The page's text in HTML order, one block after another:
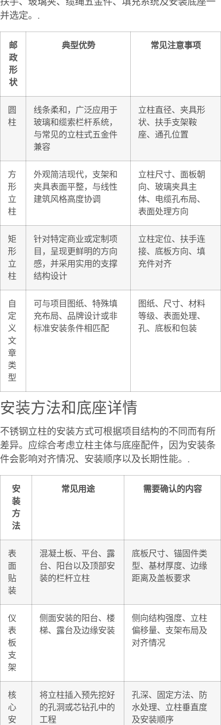
并选定。.
邮
政
形
状
典型优势 常见注意事项
圆
柱
线条柔和，广泛应用于
玻璃和缆索栏杆系统，
与常见的立柱式五金件
兼容
立柱直径、夹具形
状、扶手支架鞍
座、通孔位置
方
形
立
柱
外观简洁现代，支架和
夹具表面平整，与线性
建筑风格高度协调
立柱尺寸、面板朝
向、玻璃夹具主
体、电缆孔布局、
表面处理方向
矩
形
立
柱
针对特定商业或定制项
目，呈现更鲜明的方向
感，并采用实用的支撑
结构设计
立柱定位、扶手连
接、底板方向、填
充件对齐
自
定
义
文
章
类
型
可与项目图纸、特殊填
充布局、品牌设计或非
标准安装条件相匹配
图纸、尺寸、材料
等级、表面处理、
孔、底板和包装
安装方法和底座详情
不锈钢立柱的安装方式可根据项目结构的不同而有所
差异。应综合考虑立柱主体与底座配件，因为安装条
件会影响对齐情况、安装顺序以及长期性能。.
安
装
方
法
常见用途 需要确认的内容
表
面
贴
装
混凝土板、平台、露
台、阳台以及顶部安
装的栏杆立柱
底板尺寸、锚固件类
型、基材厚度、边缘
距离及盖板要求
仪
表
板
支
架
侧面安装的阳台、楼
梯、露台及边缘安装
侧向结构强度、立柱
偏移量、支架布局及
对齐情况
核
心
安
将立柱插入预先挖好
的孔洞或芯钻孔中的
工程
孔深、固定方法、防
水处理、立柱垂直度
及安装顺序